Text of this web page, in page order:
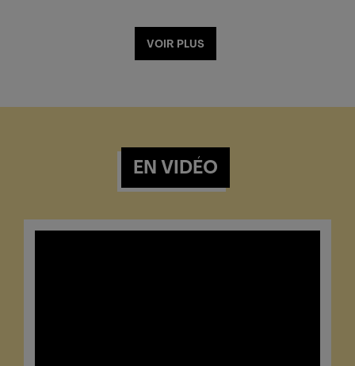
VOIR PLUS
EN VIDÉO